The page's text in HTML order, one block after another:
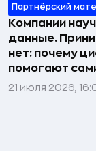
Партнёрский
Компании
данные.
нет: почему
помогают
21 июля 2026,